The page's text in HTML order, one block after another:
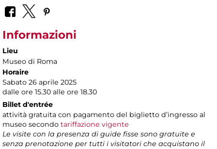
Informazioni
Lieu
Museo di Roma
Horaire
Sabato 26 aprile 2025
dalle ore 15.30 alle ore 18.30
Billet d'entrée
attività gratuita con pagamento del biglietto d’ingresso al
museo secondo tariffazione vigente
Le visite con la presenza di guide fisse sono gratuite e
senza prenotazione per tutti i visitatori che acquistano il